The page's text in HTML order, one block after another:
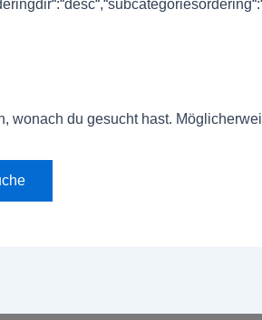
wonach du gesucht hast.